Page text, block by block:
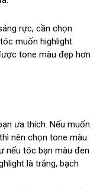
rực, cần chọn
muốn highlight.
tone màu đẹp hơn
ưa thích. Nếu muốn
nên chọn tone màu
nếu tóc bạn màu đen
là trắng, bạch